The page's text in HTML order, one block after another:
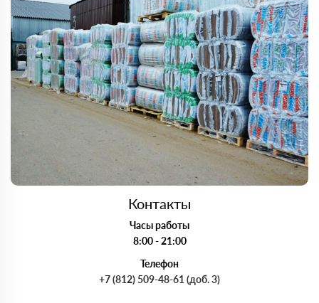
Контакты
Часы работы
8:00 - 21:00
Телефон
+7 (812) 509-48-61 (доб. 3)